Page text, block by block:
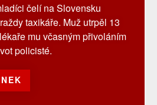
čelí na Slovensku
taxikáře. Muž utrpěl 13
mu včasným přivoláním
policisté.